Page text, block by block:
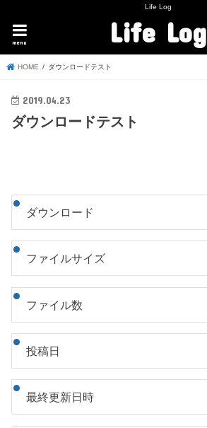
Life Log
Life Log
menu
HOME ダウンロードテスト
2019.04.23
ダウンロードテスト
ダウンロード
ファイルサイズ
ファイル数
投稿日
最終更新日時